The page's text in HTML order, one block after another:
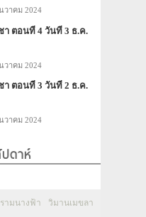
วาคม 2024
า ตอนที่ 4 วันที่ 3 ธ.ค.
วาคม 2024
า ตอนที่ 3 วันที่ 2 ธ.ค.
วาคม 2024
ดาห์
ามนางฟ้า วิมานเมขลา